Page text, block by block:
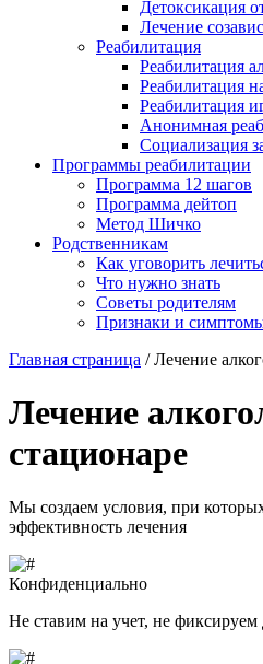
Детоксикация
Лечение
Реабилитация
Реабилитация
Реабилитация
Реабилитация
Анонимная
Социализация
Программы реабилитации
Программа 12 шагов
Программа дейтоп
Метод Шичко
Родственникам
Как уговорить
Что нужно знать
Советы родителям
Признаки и
Главная страница /Лечение
Лечение
стационаре
Мы создаем условия, при
эффективность лечения
Конфиденциально
Не ставим на учет, не